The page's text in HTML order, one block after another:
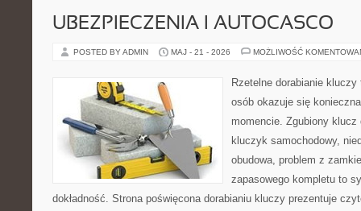
UBEZPIECZENIA I AUTOCASCO
POSTED BY ADMIN MAJ - 21 - 2026 MOŻLIWOŚĆ
Rzetelne dorabianie kluczy
osób okazuje się
momencie. Zgubiony
kluczyk samochodowy,
obudowa, problem z
zapasowego kompletu to
dokładność. Strona poświęcona dorabianiu kluczy prezentuje